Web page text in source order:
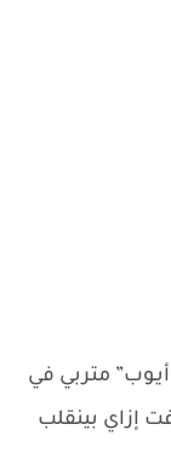
متربي في
إزاي بينقلب